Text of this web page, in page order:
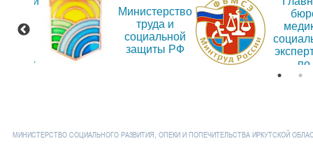
Министерство
труда и
социальной
защиты РФ
по
МИНИСТЕРСТВО СОЦИАЛЬНОГО РАЗВИТИЯ, ОПЕКИ И ПОПЕЧИТЕЛЬСТВА ИРКУТСКОЙ